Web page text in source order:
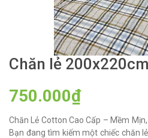
Chăn lẻ
750.000₫
Chăn Lẻ Cotton Cao Cấp – Mềm
Bạn đang tìm kiếm một chiếc chăn